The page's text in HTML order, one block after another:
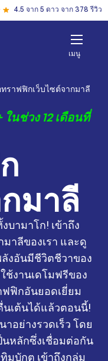
4.5 จาก 5 ดาว จาก 378 รีวิว
เมนู
ราฟฟิกเว็บไซต์จากมาลี
นช่วง 12 เดือนที่
มาลี
ามาโก! เข้าถึง
าลีของเรา และดู
งอันมีชีวิตชีวาของ
ช้งานเดโมฟรีของ
ฟิกอันยอดเยี่ยม
นเต้นได้แล้วตอนนี้!
อย่างรวดเร็ว โดย
นหลักซึ่งเชื่อมต่อกัน
มบักตู เข้าถึงกลุ่ม